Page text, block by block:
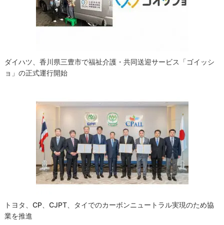
ダイハツ、香川県三豊市で福祉介護・共同送迎サービス「ゴイッシ
ョ」の正式運行開始
トヨタ、CP、CJPT、タイでのカーボンニュートラル実現のため協
業を推進